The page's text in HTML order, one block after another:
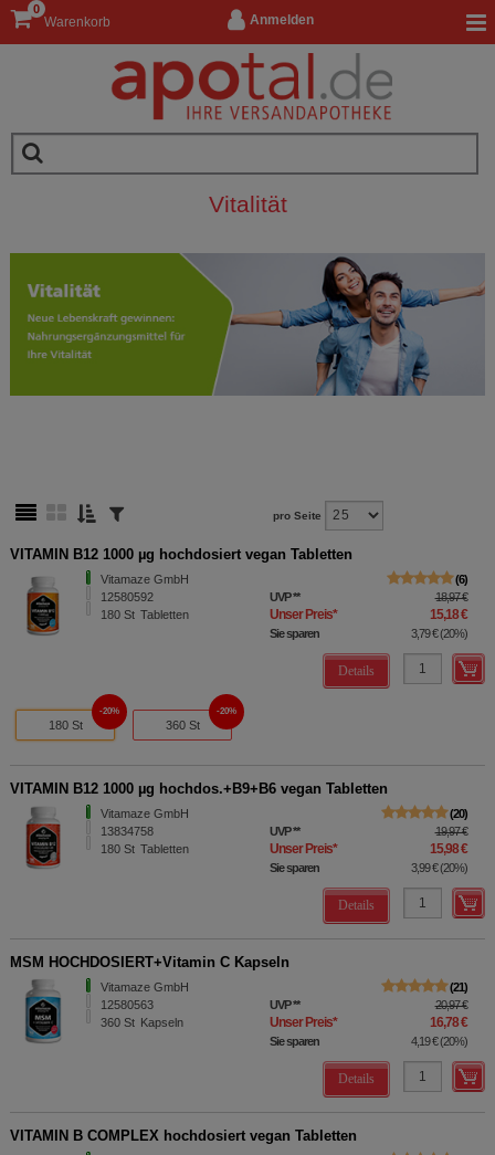
Anmelden
Warenkorb
0
Vitalität
pro Seite
VITAMIN B12 1000 µg hochdosiert vegan Tabletten
Vitamaze GmbH
12580592
180 St Tabletten
6
UVP** 18,97 €
Unser Preis* 15,18 €
Sie sparen 3,79 €(20%)
Details
180 St
20%
360 St
20%
VITAMIN B12 1000 µg hochdos.+B9+B6 vegan Tabletten
Vitamaze GmbH
13834758
180 St Tabletten
20
UVP** 19,97 €
Unser Preis* 15,98 €
Sie sparen 3,99 €(20%)
Details
MSM HOCHDOSIERT+Vitamin C Kapseln
Vitamaze GmbH
12580563
360 St Kapseln
21
UVP** 20,97 €
Unser Preis* 16,78 €
Sie sparen 4,19 €(20%)
Details
VITAMIN B COMPLEX hochdosiert vegan Tabletten